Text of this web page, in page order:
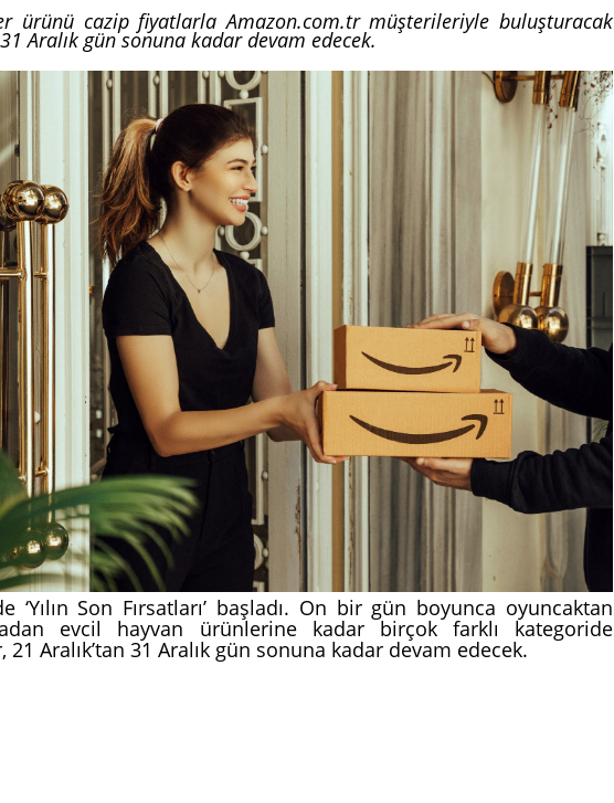
ürünü cazip fiyatlarla Amazon.com.tr müşterileriyle buluşturacak
gün sonuna kadar devam edecek.
‘Yılın Son Fırsatları’ başladı. On bir gün boyunca oyuncaktan
evcil hayvan ürünlerine kadar birçok farklı kategoride
21 Aralık’tan 31 Aralık gün sonuna kadar devam edecek.